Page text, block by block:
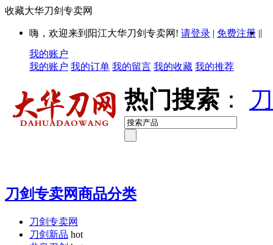
收藏大华刀剑专卖网
嗨，欢迎来到阳江大华刀剑专卖网! 请登录 | 免费注册 ||
我的账户
我的账户 我的订单 我的留言 我的收藏 我的推荐
热门搜索 ：
刀剑专卖网商品分类
刀剑专卖网
刀剑新品 hot